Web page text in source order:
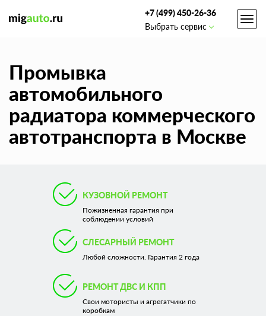
+7 (499) 450-26-36
Выбрать сервис
Промывка
автомобильного
радиатора коммерческого
автотранспорта в Москве
КУЗОВНОЙ РЕМОНТ
Пожизненная гарантия при
соблюдении условий
СЛЕСАРНЫЙ РЕМОНТ
Любой сложности. Гарантия 2 года
РЕМОНТ ДВС И КПП
Свои мотористы и агрегатчики по
коробкам